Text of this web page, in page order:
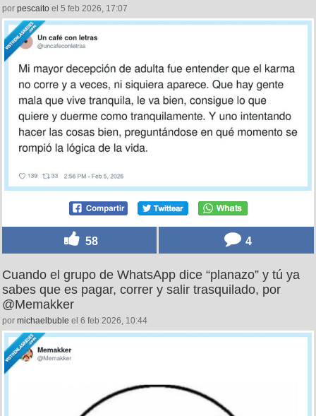
por pescaito el 5 feb 2026, 17:07
58 4
Cuando el grupo de WhatsApp dice “planazo” y tú ya
sabes que es pagar, correr y salir trasquilado, por
@Memakker
por michaelbuble el 6 feb 2026, 10:44